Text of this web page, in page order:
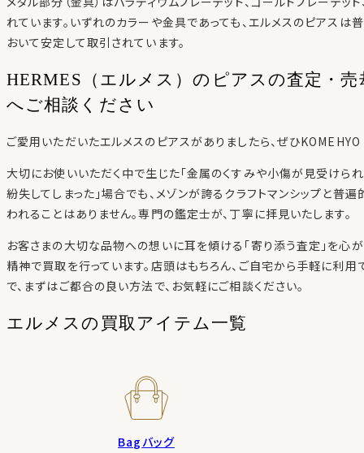
れています。いずれのカラーや金具であっても、エルメスのピアスは
おいて安定して取引されています。
HERMES（エルメス）のピアスの査定・
へご相談ください
ご愛用いただいたエルメスのピアスがありましたら、ぜひKOMEHYO
大切にお使いいただく中で生じた「金属のくすみや小傷が見受けられ
紛失してしまった」場合でも、メゾンが誇るクラフトマンシップと普
われることはありません。専門の鑑定士が、丁寧に拝見いたします。
お客さまの大切な品物への想いに耳を傾ける「寄り添う査定」を心が
精神で買取を行っています。店頭はもちろん、ご自宅から手軽に利
で、まずはご都合の良い方法で、お気軽にご相談ください。
エルメスの 買取アイテム一覧
Bag バッグ